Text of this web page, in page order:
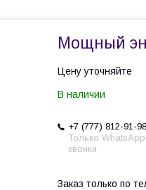
Мощный
Цену уточняйте
В наличии
+7 (777) 812-91-98
Только WhatsApp
звонки.
Заказ только по